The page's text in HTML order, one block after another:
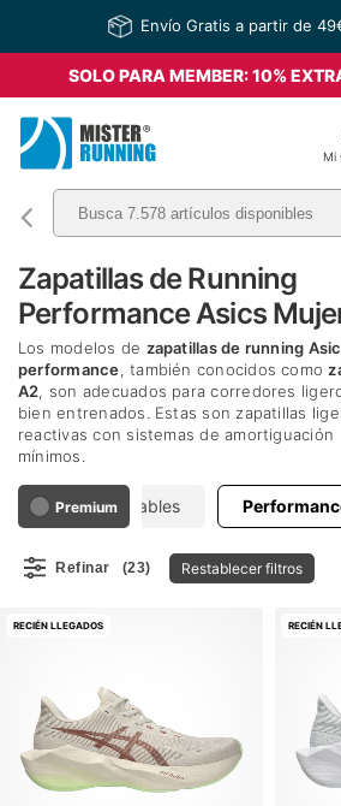
Envío Gratis a partir de
SOLO PARA MEMBER: 10%
Mi
Zapatillas de Running
Performance Asics
Los modelos de zapatillas de running
performance, también conocidos como
A2, son adecuados para corredores
bien entrenados. Estas son zapatillas
reactivas con sistemas de amortiguación
mínimos.
PremiumEstables
Refinar (23) Restablecer filtros
RECIÉN LLEGADOS RECIÉN